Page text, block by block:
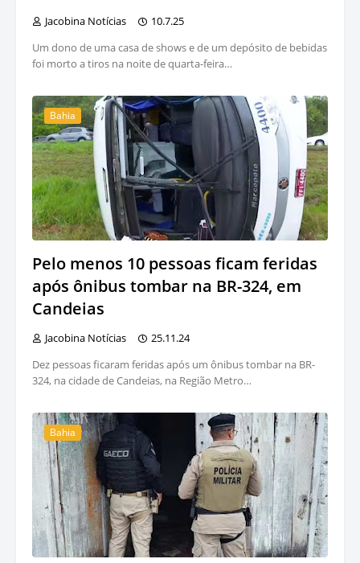
Jacobina Notícias
10.7.25
Um dono de uma casa de shows e de um depósito de bebidas
foi morto a tiros na noite de quarta-feira…
Bahia
Pelo menos 10 pessoas ficam feridas
após ônibus tombar na BR-324, em
Candeias
Jacobina Notícias
25.11.24
Dez pessoas ficaram feridas após um ônibus tombar na BR-
324, na cidade de Candeias, na Região Metro…
Bahia